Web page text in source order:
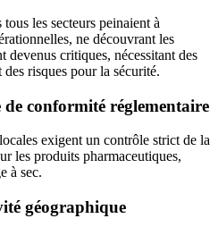
les secteurs peinaient à
ne découvrant les
devenus critiques, nécessitant des
risques pour la sécurité.
conformité réglementaire
exigent un contrôle strict de la
les produits pharmaceutiques,
à sec.
géographique